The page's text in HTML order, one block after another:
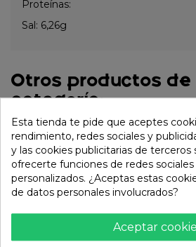
Proteínas:
Sal: 6,26g
Otros productos de
categoría:
Esta tienda te pide que aceptes
rendimiento, redes sociales y
y las cookies publicitarias de terceros
ofrecerte funciones de redes
personalizados. ¿Aceptas estas
de datos personales involucrados?
Aceptar